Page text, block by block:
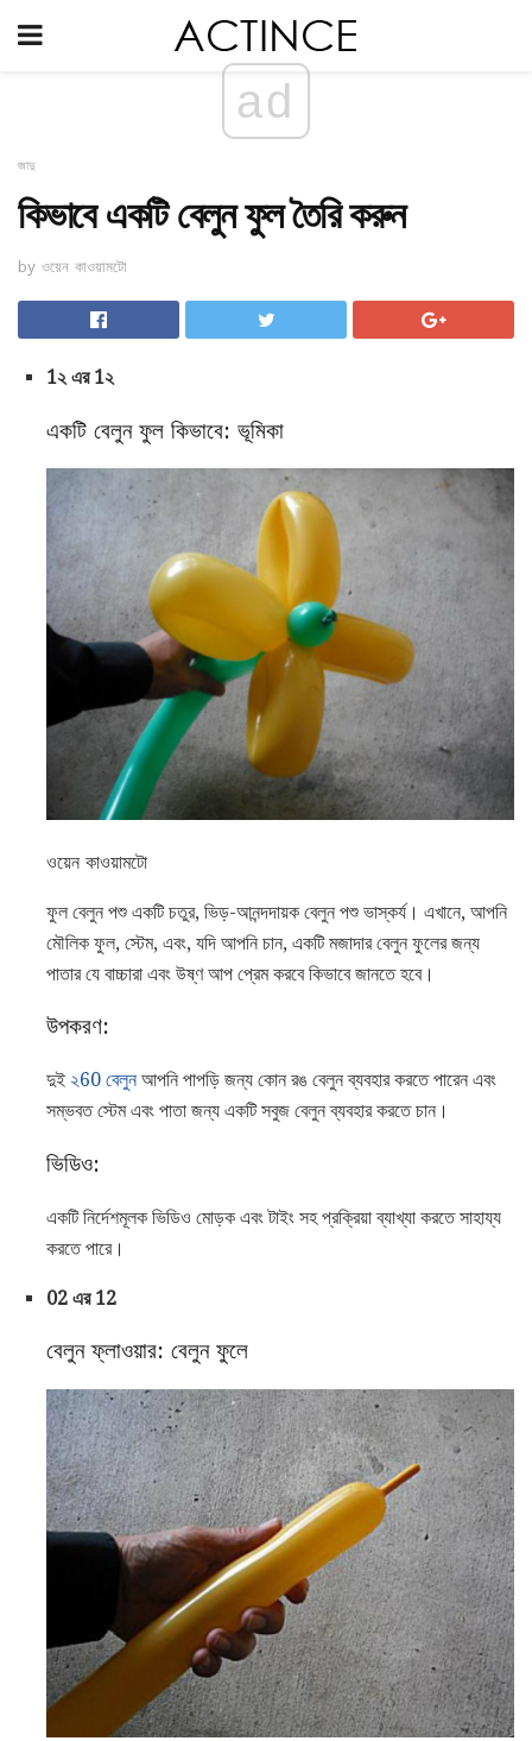
ad
জাদু
কিভাবে একটি বেলুন ফুল তৈরি করুন
by ওয়েন কাওয়ামটো
1২ এর 1২
একটি বেলুন ফুল কিভাবে: ভূমিকা
ওয়েন কাওয়ামটো
ফুল বেলুন পশু একটি চতুর, ভিড়-আনন্দদায়ক বেলুন পশু ভাস্কর্য। এখানে, আপনি
মৌলিক ফুল, স্টেম, এবং, যদি আপনি চান, একটি মজাদার বেলুন ফুলের জন্য
পাতার যে বাচ্চারা এবং উষ্ণ আপ প্রেম করবে কিভাবে জানতে হবে।
উপকরণ:
দুই ২60 বেলুনআপনি পাপড়ি জন্য কোন রঙ বেলুন ব্যবহার করতে পারেন এবং
সম্ভবত স্টেম এবং পাতা জন্য একটি সবুজ বেলুন ব্যবহার করতে চান।
ভিডিও:
একটি নির্দেশমূলক ভিডিও মোড়ক এবং টাইং সহ প্রক্রিয়া ব্যাখ্যা করতে সাহায্য
করতে পারে।
02 এর 12
বেলুন ফ্লাওয়ার: বেলুন ফুলে